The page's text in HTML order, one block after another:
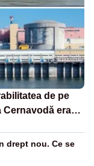
de pe
Cernavodă era
drept nou. Ce se